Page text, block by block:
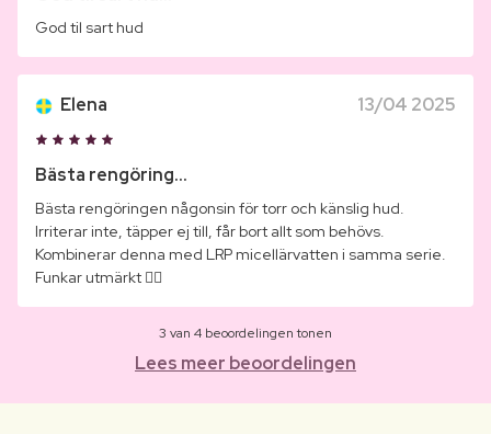
God til sart hud
Elena 13/04 2025
Bästa rengöring...
Bästa rengöringen någonsin för torr och känslig hud.
Irriterar inte, täpper ej till, får bort allt som behövs.
Kombinerar denna med LRP micellärvatten i samma serie.
Funkar utmärkt 👌🏻
3 van 4 beoordelingen tonen
Lees meer beoordelingen